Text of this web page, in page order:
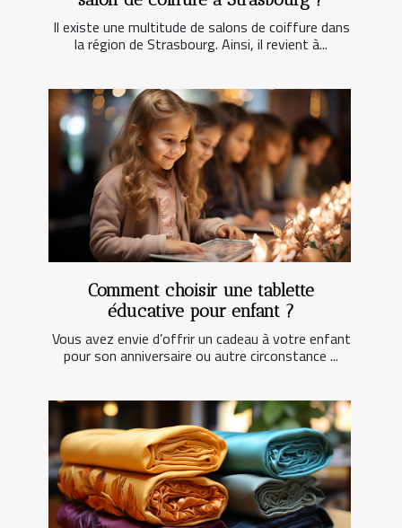
Il existe une multitude de salons de coiffure dans
la région de Strasbourg. Ainsi, il revient à...
Comment choisir une tablette
éducative pour enfant ?
Vous avez envie d’offrir un cadeau à votre enfant
pour son anniversaire ou autre circonstance ...